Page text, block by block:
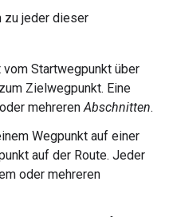
zu jeder dieser
Startwegpunkt über
Zielwegpunkt. Eine
mehrerenAbschnitten.
Wegpunkt auf einer
auf der Route. Jeder
oder mehreren